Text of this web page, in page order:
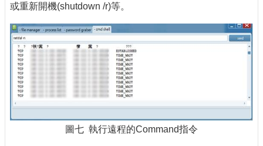
或重新開機(shutdown /r)等。
圖七 執行遠程的Command指令